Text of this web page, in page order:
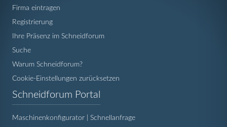
Firma eintragen
Registrierung
Ihre Präsenz im Schneidforum
Suche
Warum Schneidforum?
Cookie-Einstellungen zurücksetzen
Schneidforum Portal
Maschinenkonfigurator | Schnellanfrage